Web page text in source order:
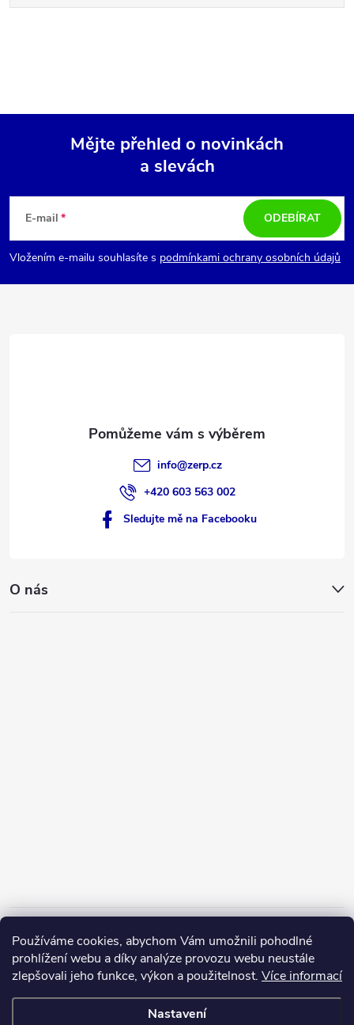
Používáme cookies, abychom Vám umožnili pohodlné
prohlížení webu a díky analýze provozu webu neustále
zlepšovali jeho funkce, výkon a použitelnost. Více informací
Nastavení
p
a
Mějte přehled o novinkách
a slevách
E-mail
Vložením e-mailu souhlasíte s podmínkami ochrany osobních údajů
ODEBÍRAT
info@zerp.cz
+420 603 563 002
Sledujte mě na Facebooku
O nás